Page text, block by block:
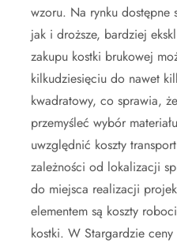
wzoru. Na rynku dostępne
jak i droższe, bardziej
zakupu kostki brukowej
kilkudziesięciu do nawet
kwadratowy, co sprawia,
przemyśleć wybór
uwzględnić koszty
zależności od lokalizacji
do miejsca realizacji
elementem są koszty
kostki. W Stargardzie ceny